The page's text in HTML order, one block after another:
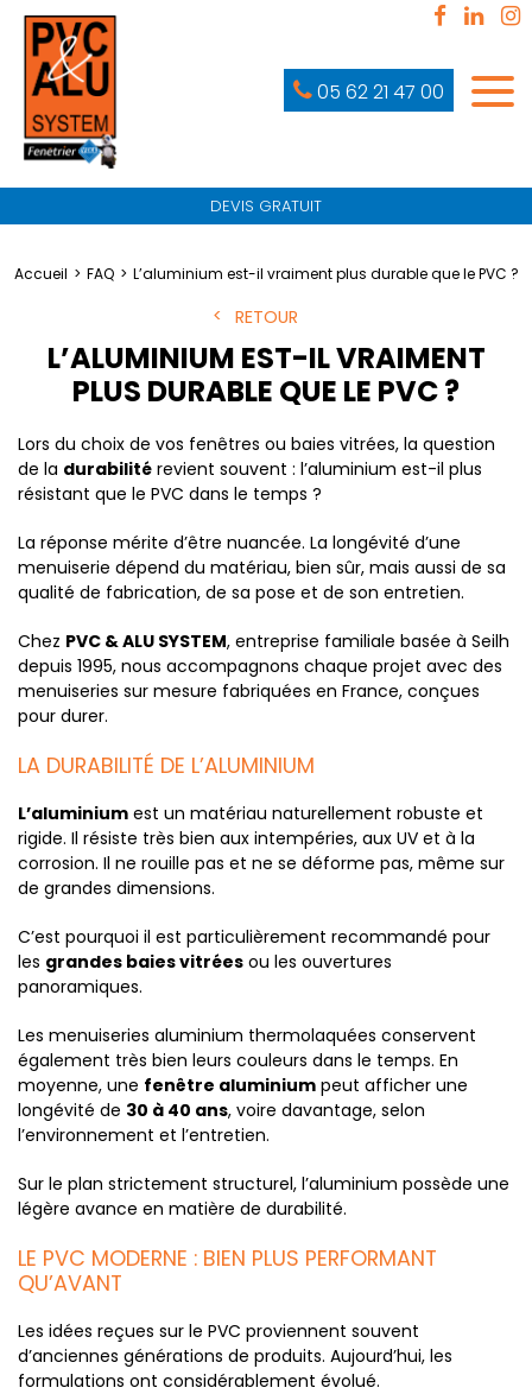
05 62 21 47 00
DEVIS GRATUIT
Accueil FAQ L’aluminium est-il vraiment plus durable que le PVC ?
RETOUR
L’ALUMINIUM EST-IL VRAIMENT
PLUS DURABLE QUE LE PVC ?
Lors du choix de vos fenêtres ou baies vitrées, la question
de la durabilité revient souvent : l’aluminium est-il plus
résistant que le PVC dans le temps ?
La réponse mérite d’être nuancée. La longévité d’une
menuiserie dépend du matériau, bien sûr, mais aussi de sa
qualité de fabrication, de sa pose et de son entretien.
Chez PVC & ALU SYSTEM, entreprise familiale basée à Seilh
depuis 1995, nous accompagnons chaque projet avec des
menuiseries sur mesure fabriquées en France, conçues
pour durer.
LA DURABILITÉ DE L’ALUMINIUM
L’aluminium est un matériau naturellement robuste et
rigide. Il résiste très bien aux intempéries, aux UV et à la
corrosion. Il ne rouille pas et ne se déforme pas, même sur
de grandes dimensions.
C’est pourquoi il est particulièrement recommandé pour
les grandes baies vitrées ou les ouvertures
panoramiques.
Les menuiseries aluminium thermolaquées conservent
également très bien leurs couleurs dans le temps. En
moyenne, une fenêtre aluminium peut afficher une
longévité de 30 à 40 ans, voire davantage, selon
l’environnement et l’entretien.
Sur le plan strictement structurel, l’aluminium possède une
légère avance en matière de durabilité.
LE PVC MODERNE : BIEN PLUS PERFORMANT
QU’AVANT
Les idées reçues sur le PVC proviennent souvent
d’anciennes générations de produits. Aujourd’hui, les
formulations ont considérablement évolué.